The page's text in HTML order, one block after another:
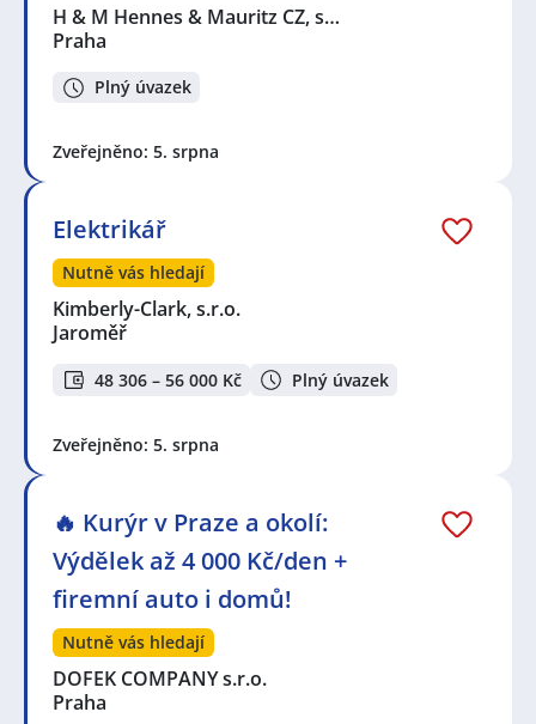
H & M Hennes & Mauritz CZ, s…
Praha
Plný úvazek
Zveřejněno: 5. srpna
Elektrikář
Nutně vás hledají
Kimberly-Clark, s.r.o.
Jaroměř
48 306 – 56 000 Kč Plný úvazek
Zveřejněno: 5. srpna
🔥 Kurýr v Praze a okolí:
Výdělek až 4 000 Kč/den +
firemní auto i domů!
Nutně vás hledají
DOFEK COMPANY s.r.o.
Praha